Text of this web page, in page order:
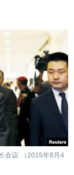
会议 （2015年8月4